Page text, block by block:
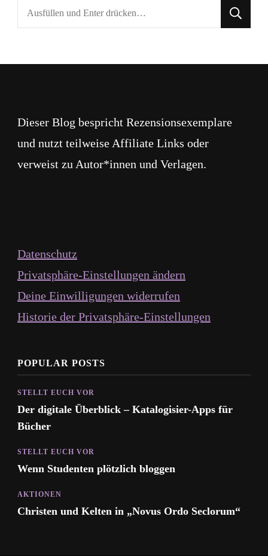
Suchst
du
Dieser Blog bespricht Rezensionsexemplare
und nutzt teilweise Affiliate Links oder
verweist zu Autor*innen und Verlagen.
Datenschutz
Privatsphäre-Einstellungen ändern
Deine Einwilligungen widerrufen
Historie der Privatsphäre-Einstellungen
POPULAR POSTS
STELLT EUCH VOR
Der digitale Überblick – Katalogisier-Apps für
Bücher
STELLT EUCH VOR
Wenn Studenten plötzlich bloggen
AKTIONEN
Christen und Kelten in „Novus Ordo Seclorum“